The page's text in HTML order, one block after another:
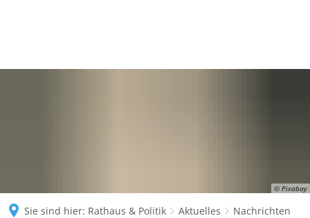
© Pixabay
Sie sind hier: Rathaus & Politik Aktuelles
Nachrichten